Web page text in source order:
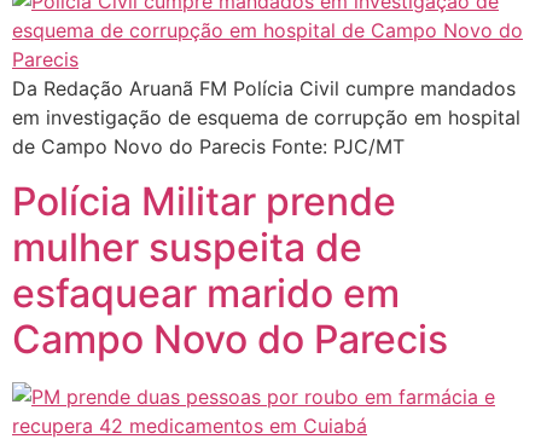
Da Redação Aruanã FM Polícia Civil cumpre mandados
em investigação de esquema de corrupção em hospital
de Campo Novo do Parecis Fonte: PJC/MT
Polícia Militar prende
mulher suspeita de
esfaquear marido em
Campo Novo do Parecis